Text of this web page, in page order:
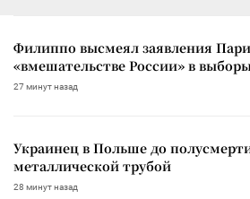
Филиппо высмеял заявления
«вмешательстве России» в
27 минут назад
Украинец в Польше до
металлической трубой
28 минут назад